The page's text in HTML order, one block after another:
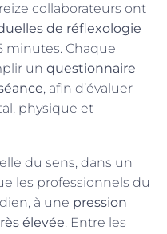
collaborateurs ont
de réflexologie
minutes. Chaque
un questionnaire
, afin d’évaluer
physique et
du sens, dans un
les professionnels du
à une pression
élevée. Entre les